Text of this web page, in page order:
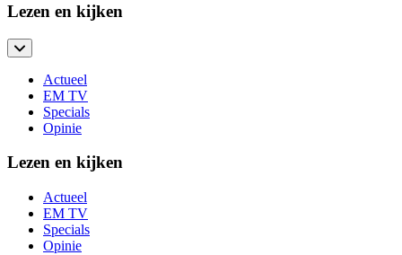
Lezen en kijken
Actueel
EM TV
Specials
Opinie
Lezen en kijken
Actueel
EM TV
Specials
Opinie